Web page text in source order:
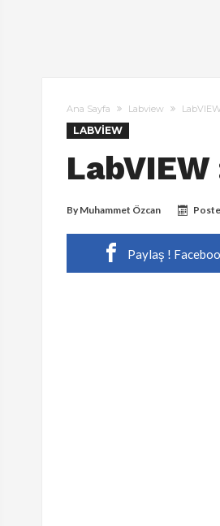
Ana Sayfa Labview
LABVIEW
By Muhammet Özcan
Paylaş !